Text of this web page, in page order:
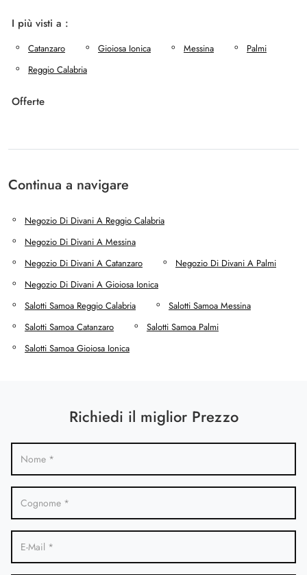
I più visti a :
Catanzaro Gioiosa Ionica Messina
Palmi
Reggio Calabria
Offerte
Continua a navigare
Negozio Di Divani A Reggio Calabria
Negozio Di Divani A Messina
Negozio Di Divani A Catanzaro
Negozio Di Divani A Palmi
Negozio Di Divani A Gioiosa Ionica
Salotti Samoa Reggio Calabria
Salotti Samoa Messina
Salotti Samoa Catanzaro
Salotti Samoa Palmi
Salotti Samoa Gioiosa Ionica
Richiedi il miglior Prezzo